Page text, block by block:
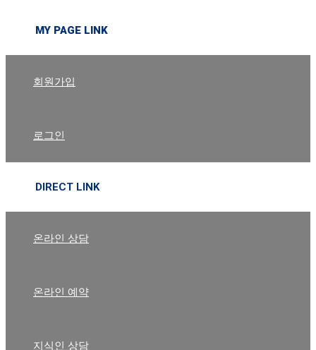
MY PAGE LINK
회원가입
로그인
DIRECT LINK
온라인 상담
온라인 예약
지식인 상담